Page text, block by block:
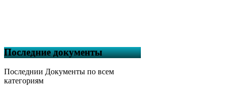
Последние документы
Последнии Документы по всем
категориям